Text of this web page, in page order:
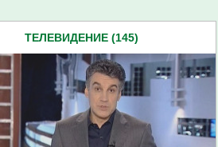
ТЕЛЕВИДЕНИЕ (145)